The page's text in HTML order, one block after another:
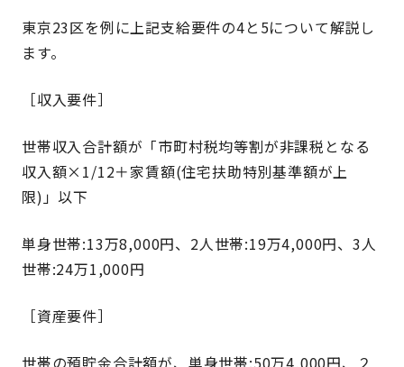
東京23区を例に上記支給要件の4と5について解説し
ます。
［収入要件］
世帯収入合計額が「市町村税均等割が非課税となる
収入額×1/12＋家賃額(住宅扶助特別基準額が上
限)」以下
単身世帯:13万8,000円、2人世帯:19万4,000円、3人
世帯:24万1,000円
［資産要件］
世帯の預貯金合計額が、単身世帯:50万4,000円、２